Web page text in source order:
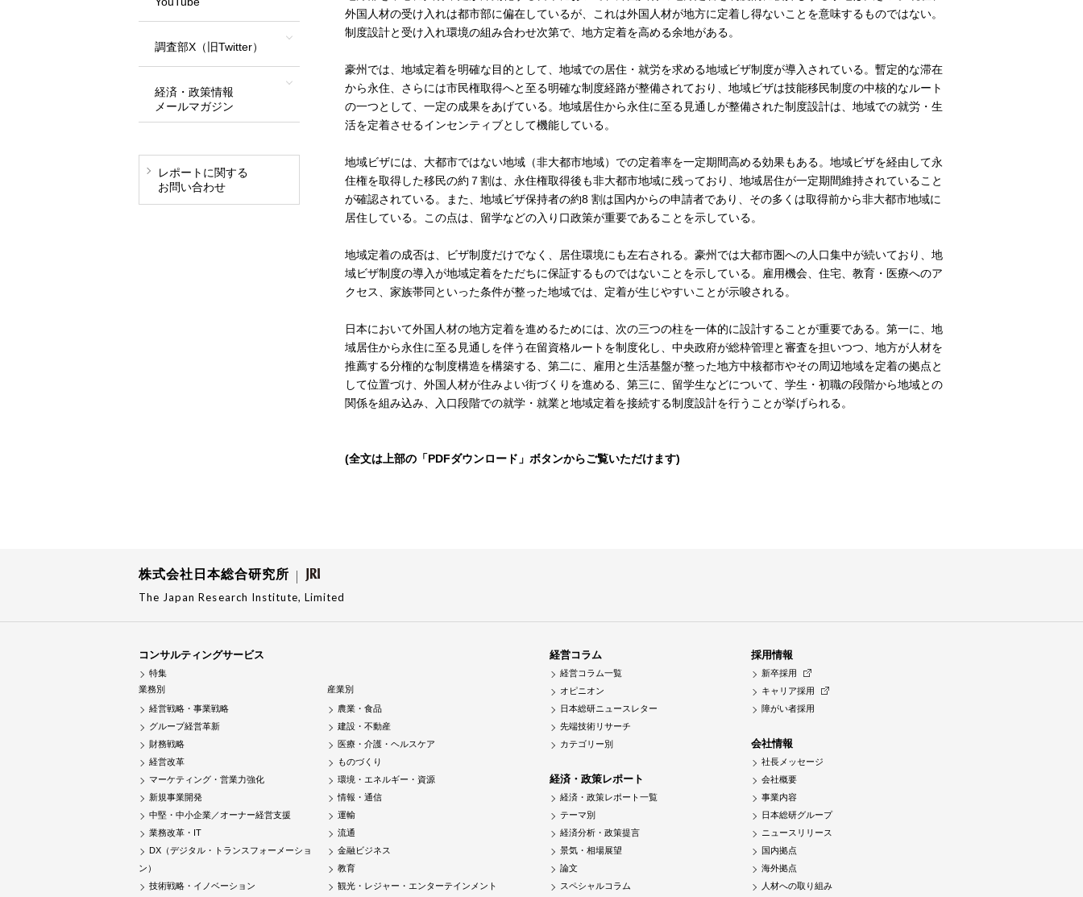
外国人材の受け入れは都市部に偏在しているが、これは外国人材が地方に定着し得ないことを意味するものではない。
制度設計と受け入れ環境の組み合わせ次第で、地方定着を高める余地がある。
豪州では、地域定着を明確な目的として、地域での居住・就労を求める地域ビザ制度が導入されている。暫定的な滞在
から永住、さらには市民権取得へと至る明確な制度経路が整備されており、地域ビザは技能移民制度の中核的なルート
の一つとして、一定の成果をあげている。地域居住から永住に至る見通しが整備された制度設計は、地域での就労・生
活を定着させるインセンティブとして機能している。
地域ビザには、大都市ではない地域（非大都市地域）での定着率を一定期間高める効果もある。地域ビザを経由して永
住権を取得した移民の約７割は、永住権取得後も非大都市地域に残っており、地域居住が一定期間維持されていること
が確認されている。また、地域ビザ保持者の約8 割は国内からの申請者であり、その多くは取得前から非大都市地域に
居住している。この点は、留学などの入り口政策が重要であることを示している。
地域定着の成否は、ビザ制度だけでなく、居住環境にも左右される。豪州では大都市圏への人口集中が続いており、地
域ビザ制度の導入が地域定着をただちに保証するものではないことを示している。雇用機会、住宅、教育・医療へのア
クセス、家族帯同といった条件が整った地域では、定着が生じやすいことが示唆される。
日本において外国人材の地方定着を進めるためには、次の三つの柱を一体的に設計することが重要である。第一に、地
域居住から永住に至る見通しを伴う在留資格ルートを制度化し、中央政府が総枠管理と審査を担いつつ、地方が人材を
推薦する分権的な制度構造を構築する、第二に、雇用と生活基盤が整った地方中核都市やその周辺地域を定着の拠点と
して位置づけ、外国人材が住みよい街づくりを進める、第三に、留学生などについて、学生・初職の段階から地域との
関係を組み込み、入口段階での就学・就業と地域定着を接続する制度設計を行うことが挙げられる。
(全文は上部の「PDFダウンロード」ボタンからご覧いただけます)
調査部X（旧Twitter）
経済・政策情報
メールマガジン
レポートに関する
お問い合わせ
株式会社日本総合研究所
The Japan Research Institute, Limited
コンサルティングサービス
特集
業務別
経営戦略・事業戦略
グループ経営革新
財務戦略
経営改革
マーケティング・営業力強化
新規事業開発
中堅・中小企業／オーナー経営支援
業務改革・IT
DX（デジタル・トランスフォーメーショ
ン）
技術戦略・イノベーション
産業別
農業・食品
建設・不動産
医療・介護・ヘルスケア
ものづくり
環境・エネルギー・資源
情報・通信
運輸
流通
金融ビジネス
教育
観光・レジャー・エンターテインメント
経営コラム
経営コラム一覧
オピニオン
日本総研ニュースレター
先端技術リサーチ
カテゴリー別
経済・政策レポート
経済・政策レポート一覧
テーマ別
経済分析・政策提言
景気・相場展望
論文
スペシャルコラム
採用情報
新卒採用
キャリア採用
障がい者採用
会社情報
社長メッセージ
会社概要
事業内容
日本総研グループ
ニュースリリース
国内拠点
海外拠点
人材への取り組み